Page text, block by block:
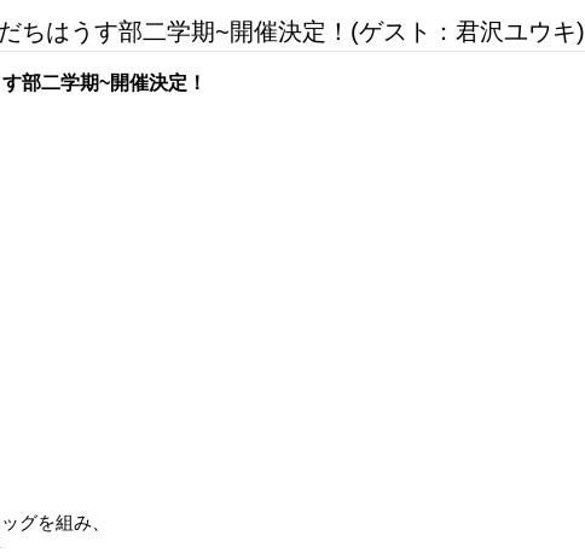
ちはうす部二学期~開催決定！(ゲスト：君沢ユウキ)
部二学期~開催決定！
グを組み、